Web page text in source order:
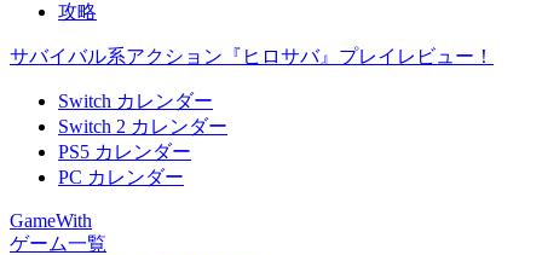
攻略
サバイバル系アクション『ヒロサバ』プレイレビュー！
Switch カレンダー
Switch 2 カレンダー
PS5 カレンダー
PC カレンダー
GameWith
ゲーム一覧